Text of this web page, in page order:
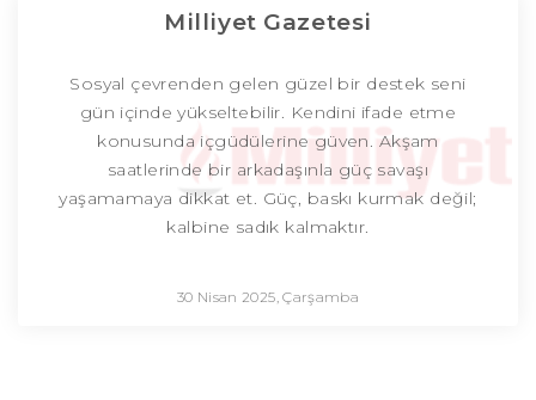
Milliyet Gazetesi
Sosyal çevrenden gelen güzel bir destek seni
gün içinde yükseltebilir. Kendini ifade etme
konusunda içgüdülerine güven. Akşam
saatlerinde bir arkadaşınla güç savaşı
yaşamamaya dikkat et. Güç, baskı kurmak değil;
kalbine sadık kalmaktır.
30 Nisan 2025, Çarşamba